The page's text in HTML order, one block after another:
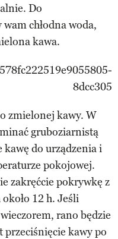
Do
chłodna woda,
kawa.
zmielonej kawy. W
gruboziarnistą
do urządzenia i
pokojowej.
zakręćcie pokrywkę z
12 h. Jeśli
rano będzie
kawy po